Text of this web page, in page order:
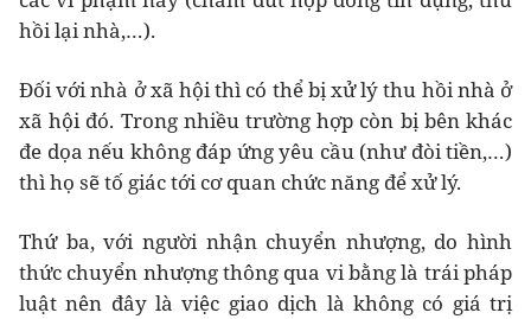
hồi lại nhà,…).
Đối với nhà ở xã hội thì có thể bị xử lý thu hồi nhà ở
xã hội đó. Trong nhiều trường hợp còn bị bên khác
đe dọa nếu không đáp ứng yêu cầu (như đòi tiền,…)
thì họ sẽ tố giác tới cơ quan chức năng để xử lý.
Thứ ba, với người nhận chuyển nhượng, do hình
thức chuyển nhượng thông qua vi bằng là trái pháp
luật nên đây là việc giao dịch là không có giá trị